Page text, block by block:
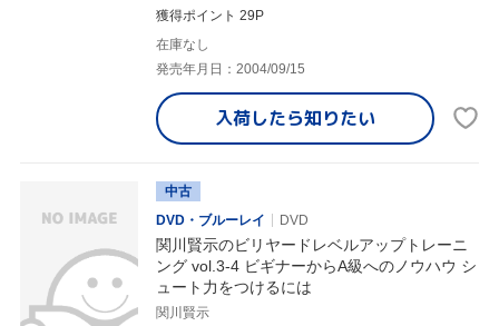
獲得ポイント 29P
在庫なし
発売年月日：2004/09/15
入荷したら知りたい
中古
DVD・ブルーレイ
DVD
関川賢示のビリヤードレベルアップトレーニ
ング vol.3-4 ビギナーからA級へのノウハウ シ
ュート力をつけるには
関川賢示